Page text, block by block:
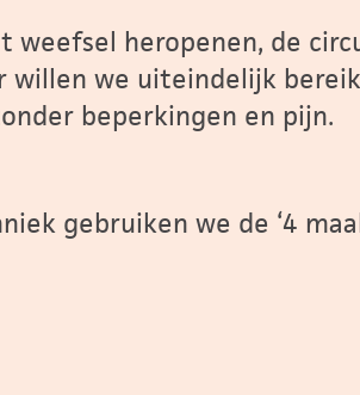
heropenen, de
we uiteindelijk
beperkingen en pijn.
gebruiken we de ‘4